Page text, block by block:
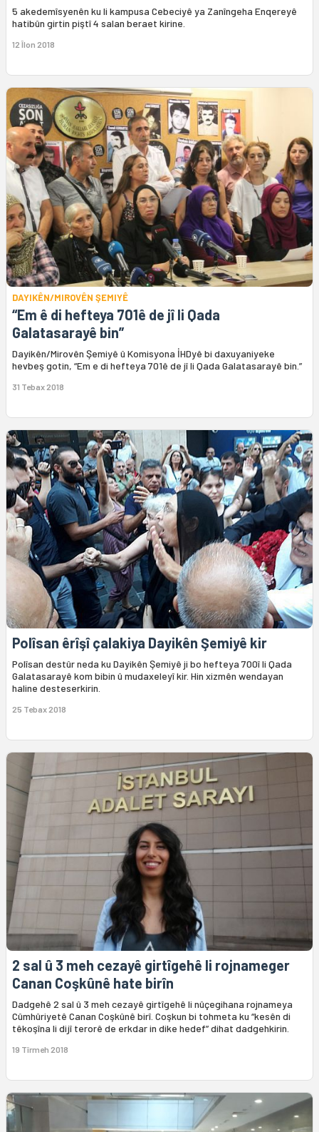
5 akedemîsyenên ku li kampusa Cebeciyê ya Zanîngeha Enqereyê
hatibûn girtin piştî 4 salan beraet kirine.
12 Îlon 2018
DAYIKÊN/MIROVÊN ŞEMIYÊ
“Em ê di hefteya 701ê de jî li Qada
Galatasarayê bin”
Dayikên/Mirovên Şemiyê û Komisyona İHDyê bi daxuyaniyeke
hevbeş gotin, “Em e di hefteya 701ê de jî li Qada Galatasarayê bin.”
31 Tebax 2018
Polîsan êrîşî çalakiya Dayikên Şemiyê kir
Polîsan destûr neda ku Dayikên Şemiyê ji bo hefteya 700î li Qada
Galatasarayê kom bibin û mudaxeleyî kir. Hin xizmên wendayan
haline desteserkirin.
25 Tebax 2018
2 sal û 3 meh cezayê girtîgehê li rojnameger
Canan Coşkûnê hate birîn
Dadgehê 2 sal û 3 meh cezayê girtîgehê li nûçegihana rojnameya
Cûmhûriyetê Canan Coşkûnê birî. Coşkun bi tohmeta ku “kesên di
têkoşîna li dijî terorê de erkdar in dike hedef” dihat dadgehkirin.
19 Tîrmeh 2018